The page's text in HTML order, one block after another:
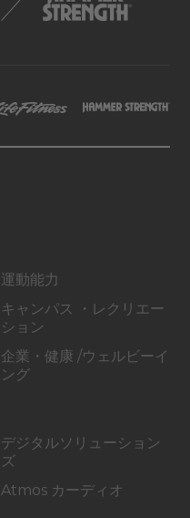
運動能力
キャンパス ・レクリエー
ション
企業・健康 /ウェルビーイ
ング
デジタルソリューション
ズ
Atmos カーディオ